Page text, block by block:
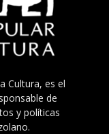
Cultura, es el
de
y políticas